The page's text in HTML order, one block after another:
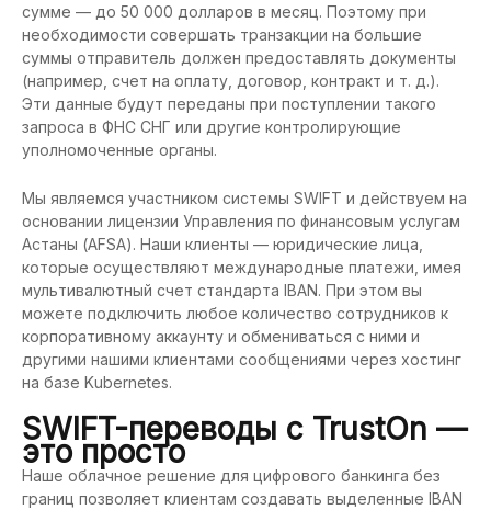
сумме — до 50 000 долларов в месяц. Поэтому при
необходимости совершать транзакции на большие
суммы отправитель должен предоставлять документы
(например, счет на оплату, договор, контракт и т. д.).
Эти данные будут переданы при поступлении такого
запроса в ФНС СНГ или другие контролирующие
уполномоченные органы.
Мы являемся участником системы SWIFT и действуем на
основании лицензии Управления по финансовым услугам
Астаны (AFSA). Наши клиенты — юридические лица,
которые осуществляют международные платежи, имея
мультивалютный счет стандарта IBAN. При этом вы
можете подключить любое количество сотрудников к
корпоративному аккаунту и обмениваться с ними и
другими нашими клиентами сообщениями через хостинг
на базе Kubernetes.
SWIFT-переводы с TrustOn —
это просто
Наше облачное решение для цифрового банкинга без
границ позволяет клиентам создавать выделенные IBAN